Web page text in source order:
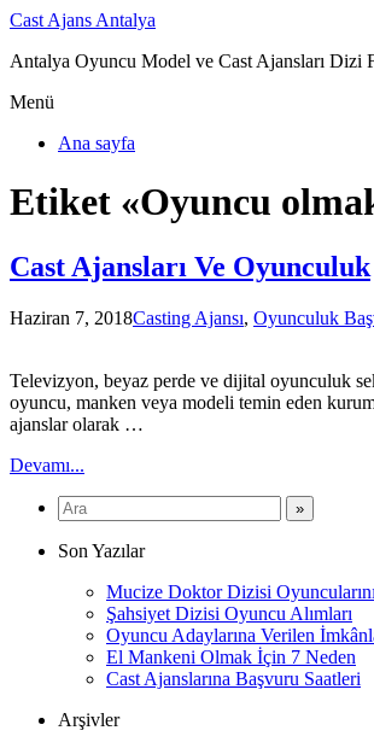
Cast Ajans Antalya
Antalya Oyuncu Model ve Cast Ajansları Dizi
Menü
Ana sayfa
Etiket «Oyuncu
Cast Ajansları Ve Oyunculuk
Haziran 7, 2018Casting Ajansı, Oyunculuk
Televizyon, beyaz perde ve dijital oyunculuk
oyuncu, manken veya modeli temin eden
ajanslar olarak …
Devamı...
Son Yazılar
Mucize Doktor Dizisi
Şahsiyet Dizisi Oyuncu Alımları
Oyuncu Adaylarına Verilen
El Mankeni Olmak İçin 7 Neden
Cast Ajanslarına Başvuru Saatleri
Arşivler